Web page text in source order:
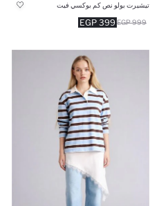
تيشيرت بولو نص كم بوكسي فيت
399 EGP 999 EGP